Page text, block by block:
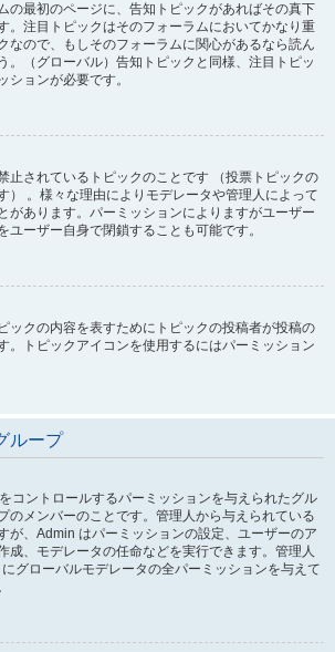
の最初のページに、告知トピックがあればその真下
。注目トピックはそのフォーラムにおいてかなり重
なので、もしそのフォーラムに関心があるなら読ん
。（グローバル）告知トピックと同様、注目トピッ
ションが必要です。
止されているトピックのことです （投票トピックの
） 。様々な理由によりモデレータや管理人によって
があります。パーミッションによりますがユーザー
ユーザー自身で閉鎖することも可能です。
ックの内容を表すためにトピックの投稿者が投稿の
。トピックアイコンを使用するにはパーミッション
ループ
コントロールするパーミッションを与えられたグル
のメンバーのことです。管理人から与えられている
が、Admin はパーミッションの設定、ユーザーのア
成、モデレータの任命などを実行できます。管理人
グローバルモデレータの全パーミッションを与えて